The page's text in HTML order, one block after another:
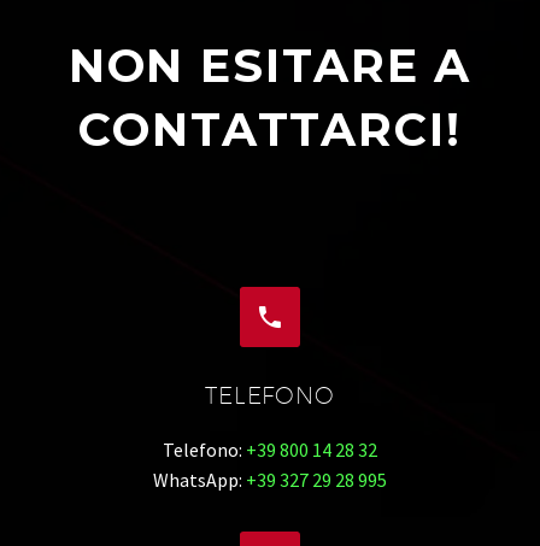
NON ESITARE A
CONTATTARCI!


TELEFONO
Telefono: +39 800 14 28 32
WhatsApp: +39 327 29 28 995